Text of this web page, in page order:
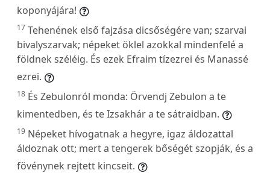
koponyájára!
17 Tehenének első fajzása dicsőségére van; szarvai
bivalyszarvak; népeket öklel azokkal mindenfelé a
földnek széléig. És ezek Efraim tízezrei és Manassé
ezrei.
18 És Zebulonról monda: Örvendj Zebulon a te
kimentedben, és te Izsakhár a te sátraidban.
19 Népeket hívogatnak a hegyre, igaz áldozattal
áldoznak ott; mert a tengerek bőségét szopják, és a
fövénynek rejtett kincseit.